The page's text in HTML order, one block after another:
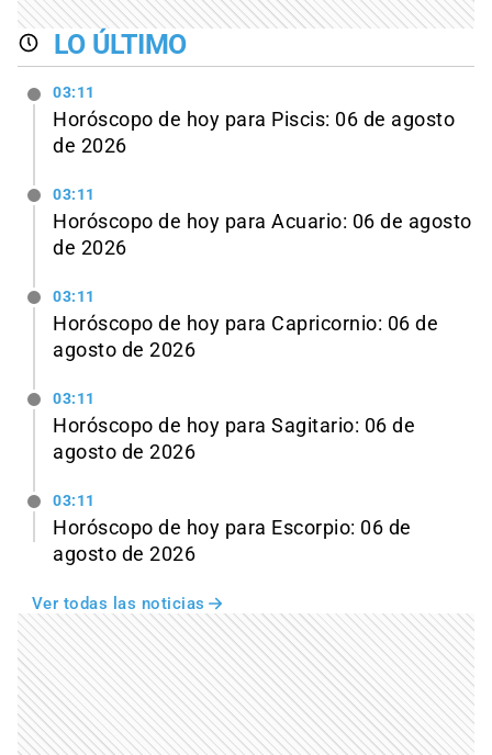
LO ÚLTIMO
03:11
Horóscopo de hoy para Piscis: 06 de agosto
de 2026
03:11
Horóscopo de hoy para Acuario: 06 de agosto
de 2026
03:11
Horóscopo de hoy para Capricornio: 06 de
agosto de 2026
03:11
Horóscopo de hoy para Sagitario: 06 de
agosto de 2026
03:11
Horóscopo de hoy para Escorpio: 06 de
agosto de 2026
Ver todas las noticias